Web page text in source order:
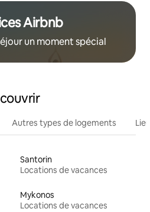
Airbnb
un moment spécial
Autres types de logements
Santorin
Locations de vacances
Mykonos
Locations de vacances